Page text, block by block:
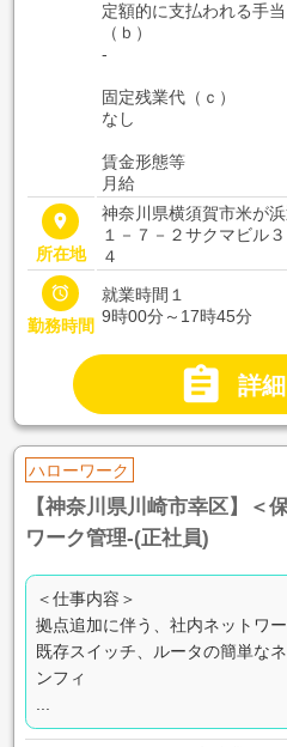
定額的に支払われる手当
（ｂ）
-
固定残業代（ｃ）
なし
賃金形態等
月給
place
所在地
神奈川県横須賀市米が浜
１－７－２サクマビル３
４

勤務時間
就業時間１
9時00分～17時45分
 詳
ハローワーク
【神奈川県川崎市幸区】＜
ワーク管理-(正社員)
＜仕事内容＞
拠点追加に伴う、社内ネットワ
既存スイッチ、ルータの簡単な
ンフィ
...